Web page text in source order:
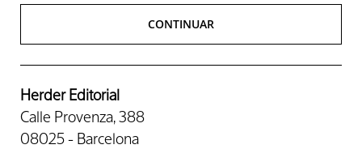
CONTINUAR
Herder Editorial
Calle Provenza, 388
08025 - Barcelona